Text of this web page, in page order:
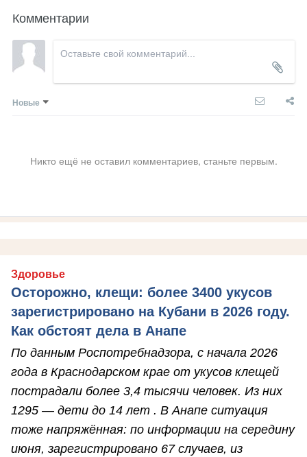
Комментарии
Новые
Никто ещё не оставил комментариев, станьте первым.
Здоровье
Осторожно, клещи: более 3400 укусов
зарегистрировано на Кубани в 2026 году.
Как обстоят дела в Анапе
По данным Роспотребнадзора, с начала 2026
года в Краснодарском крае от укусов клещей
пострадали более 3,4 тысячи человек. Из них
1295 — дети до 14 лет . В Анапе ситуация
тоже напряжённая: по информации на середину
июня, зарегистрировано 67 случаев, из